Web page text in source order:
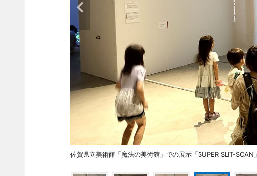
佐賀県立美術館「魔法の美術館」での展示「SUPER SLIT-SCAN」